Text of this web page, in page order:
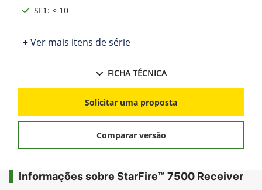
SF1: < 10
+ Ver mais itens de série
FICHA TÉCNICA
Solicitar uma proposta
Comparar versão
Informações sobre StarFire™ 7500 Receiver